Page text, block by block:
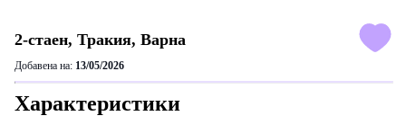
2-стаен, Тракия, Варна
Добавена на: 13/05/2026
Характеристики